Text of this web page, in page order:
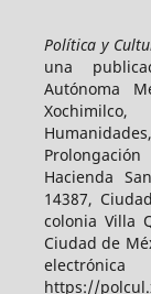
Política y
una
Autónoma
Hacienda
14387,
colonia Villa
Ciudad de
https://